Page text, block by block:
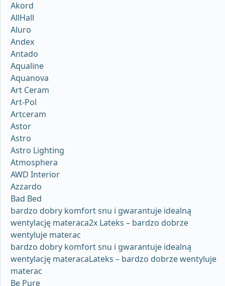
Akord
AllHall
Aluro
Andex
Antado
Aqualine
Aquanova
Art Ceram
Art-Pol
Artceram
Astor
Astro
Astro Lighting
Atmosphera
AWD Interior
Azzardo
Bad Bed
bardzo dobry komfort snu i gwarantuje idealną
wentylację materaca2x Lateks – bardzo dobrze
wentyluje materac
bardzo dobry komfort snu i gwarantuje idealną
wentylację materacaLateks – bardzo dobrze wentyluje
materac
Be Pure